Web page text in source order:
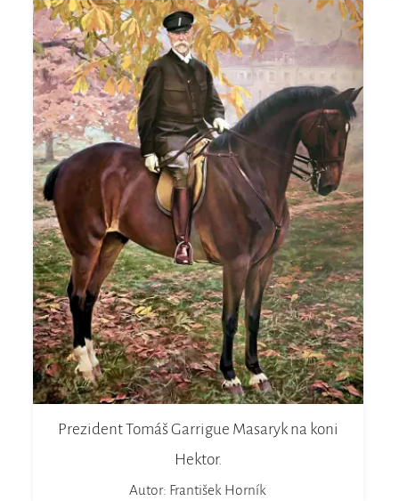
Prezident Tomáš Garrigue Masaryk na koni
Hektor.
Autor: František Horník